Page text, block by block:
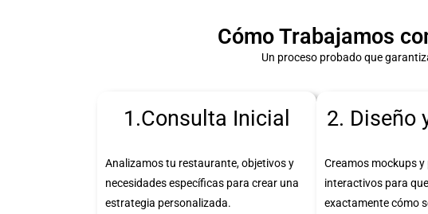
Cómo Trabajamos
Un proceso probado que
1.Consulta Inicial
Analizamos tu restaurante, objetivos y
necesidades específicas para crear una
estrategia personalizada.
2. Diseño
Creamos mockups
interactivos para
exactamente cómo